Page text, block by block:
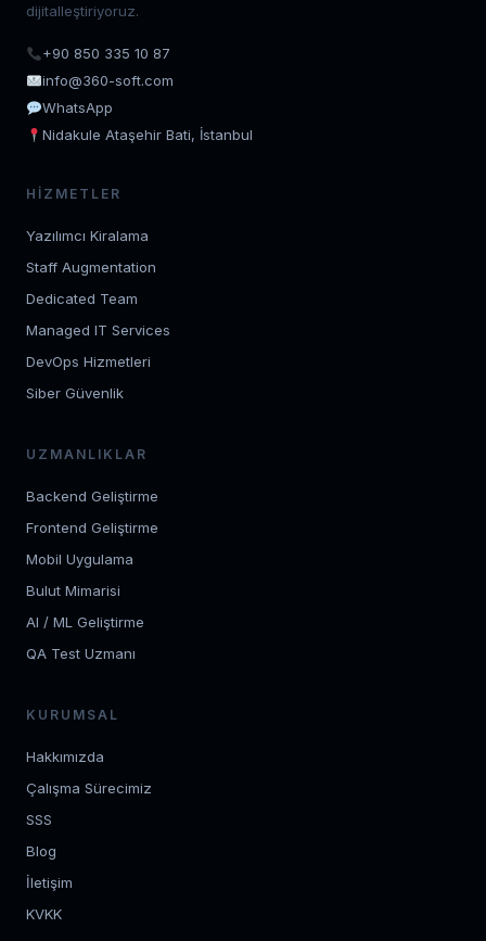
dijitalleştiriyoruz.
+90 850 335 10 87
info@360-soft.com
WhatsApp
Nidakule Ataşehir Bati, İstanbul
HIZMETLER
Yazılımcı Kiralama
Staff Augmentation
Dedicated Team
Managed IT Services
DevOps Hizmetleri
Siber Güvenlik
UZMANLIKLAR
Backend Geliştirme
Frontend Geliştirme
Mobil Uygulama
Bulut Mimarisi
AI / ML Geliştirme
QA Test Uzmanı
KURUMSAL
Hakkımızda
Çalışma Sürecimiz
SSS
Blog
İletişim
KVKK